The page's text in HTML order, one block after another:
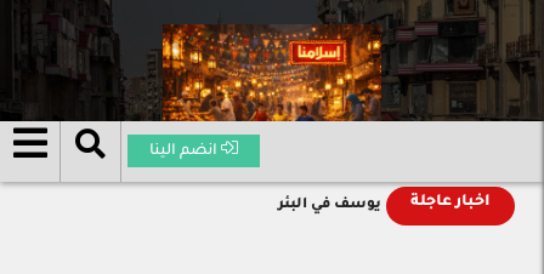
انضم الينا
اخبار عاجلة يوسف في البئر